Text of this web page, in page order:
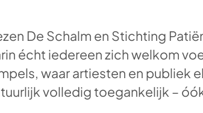
De Schalm en Stichting
écht iedereen zich welkom
waar artiesten en publiek
volledig toegankelijk –